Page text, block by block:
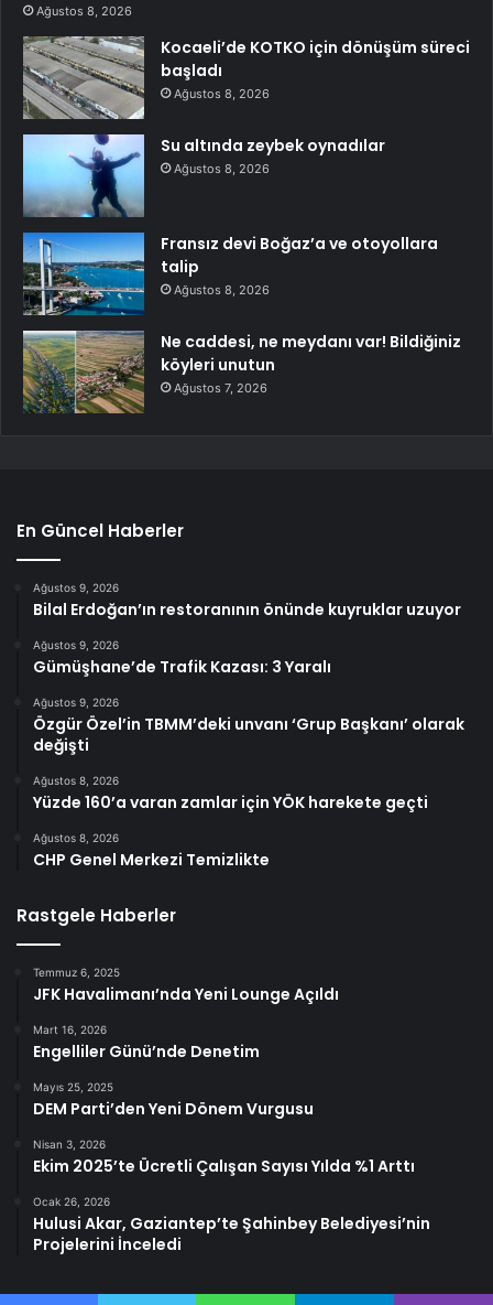
Ağustos 8, 2026
Kocaeli’de KOTKO için dönüşüm süreci
başladı
Ağustos 8, 2026
Su altında zeybek oynadılar
Ağustos 8, 2026
Fransız devi Boğaz’a ve otoyollara
talip
Ağustos 8, 2026
Ne caddesi, ne meydanı var! Bildiğiniz
köyleri unutun
Ağustos 7, 2026
En Güncel Haberler
Ağustos 9, 2026
Bilal Erdoğan’ın restoranının önünde kuyruklar uzuyor
Ağustos 9, 2026
Gümüşhane’de Trafik Kazası: 3 Yaralı
Ağustos 9, 2026
Özgür Özel’in TBMM’deki unvanı ‘Grup Başkanı’ olarak
değişti
Ağustos 8, 2026
Yüzde 160’a varan zamlar için YÖK harekete geçti
Ağustos 8, 2026
CHP Genel Merkezi Temizlikte
Rastgele Haberler
Temmuz 6, 2025
JFK Havalimanı’nda Yeni Lounge Açıldı
Mart 16, 2026
Engelliler Günü’nde Denetim
Mayıs 25, 2025
DEM Parti’den Yeni Dönem Vurgusu
Nisan 3, 2026
Ekim 2025’te Ücretli Çalışan Sayısı Yılda %1 Arttı
Ocak 26, 2026
Hulusi Akar, Gaziantep’te Şahinbey Belediyesi’nin
Projelerini İnceledi